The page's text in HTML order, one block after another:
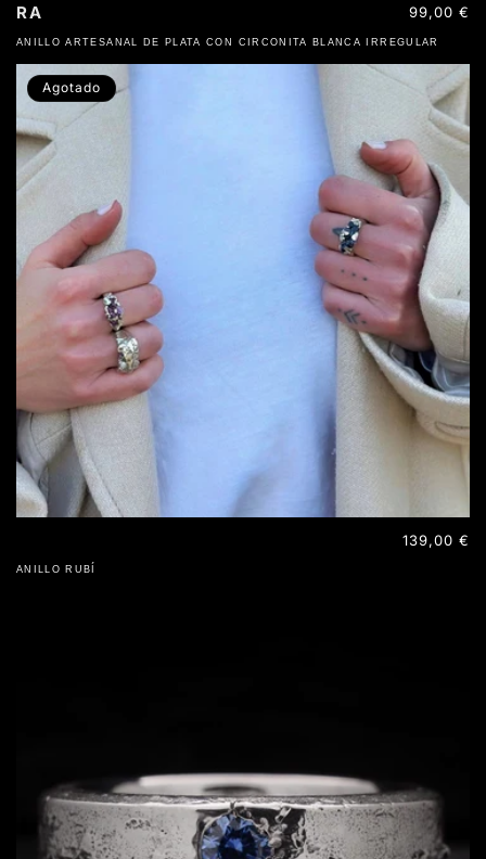
ANILLO ARTESANAL DE PLATA CON CIRCONITA BLANCA IRREGULAR
RA
Precio
99,00 €
Agotado
ANILLO RUBÍ
Precio
139,00 €